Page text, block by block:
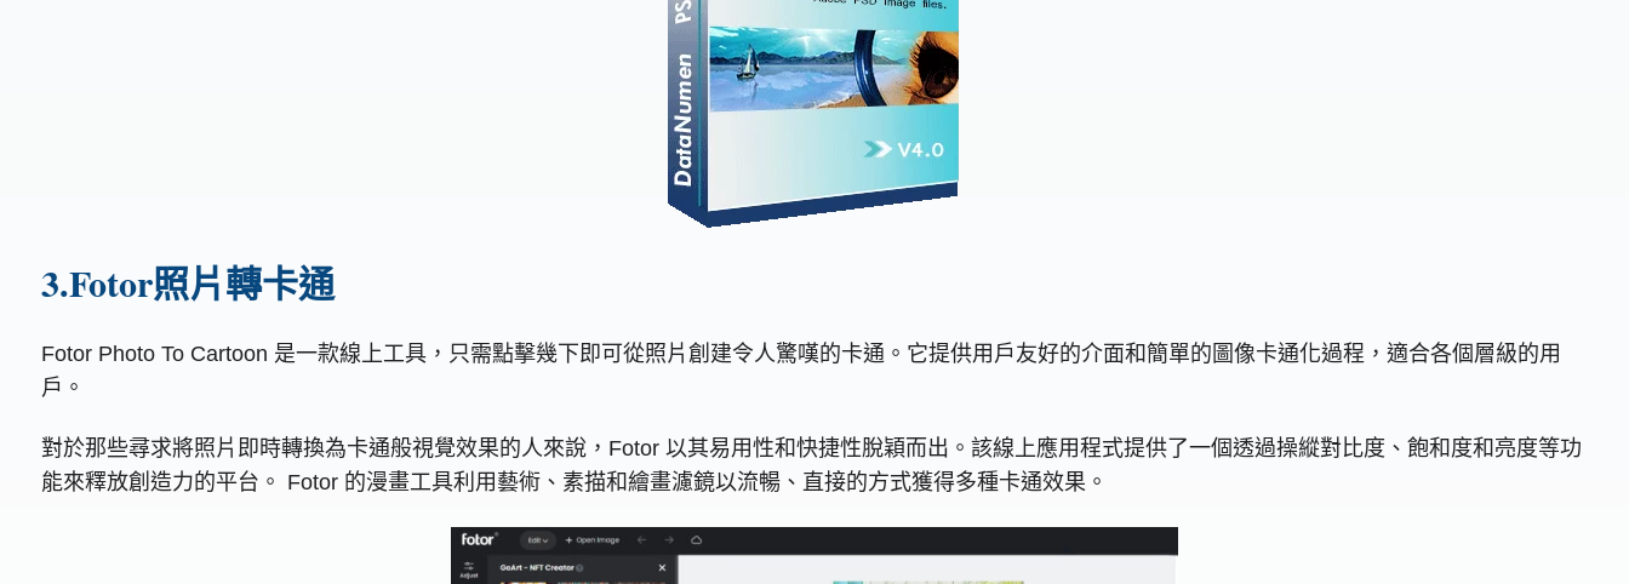
3.Fotor照片轉卡通
Fotor Photo To Cartoon 是一款線上工具，只需點擊幾下即可從照片創建令人驚嘆的卡通。它提供用戶友好的介面和簡單的圖像卡通化過程，適合各個層級的用
戶。
對於那些尋求將照片即時轉換為卡通般視覺效果的人來說，Fotor 以其易用性和快捷性脫穎而出。該線上應用程式提供了一個透過操縱對比度、飽和度和亮度等功
能來釋放創造力的平台。 Fotor 的漫畫工具利用藝術、素描和繪畫濾鏡以流暢、直接的方式獲得多種卡通效果。